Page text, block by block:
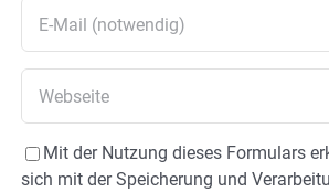
Mit der Nutzung dieses Formulars
sich mit der Speicherung und